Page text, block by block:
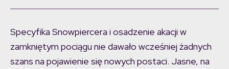
Specyfika Snowpiercera i osadzenie akacji w
zamkniętym pociągu nie dawało wcześniej żadnych
szans na pojawienie się nowych postaci. Jasne, na